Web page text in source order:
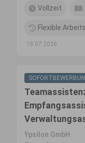
Vollzeit
Flexible
18.07.2026
Office-
Ypsilon GmbH